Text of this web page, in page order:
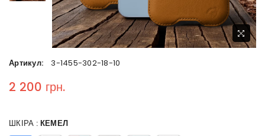
Артикул: 3-1455-302-18-10
Regular price
2 200 грн.
ШКІРА : КЕМЕЛ